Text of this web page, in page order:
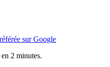
sur Google
en 2 minutes.